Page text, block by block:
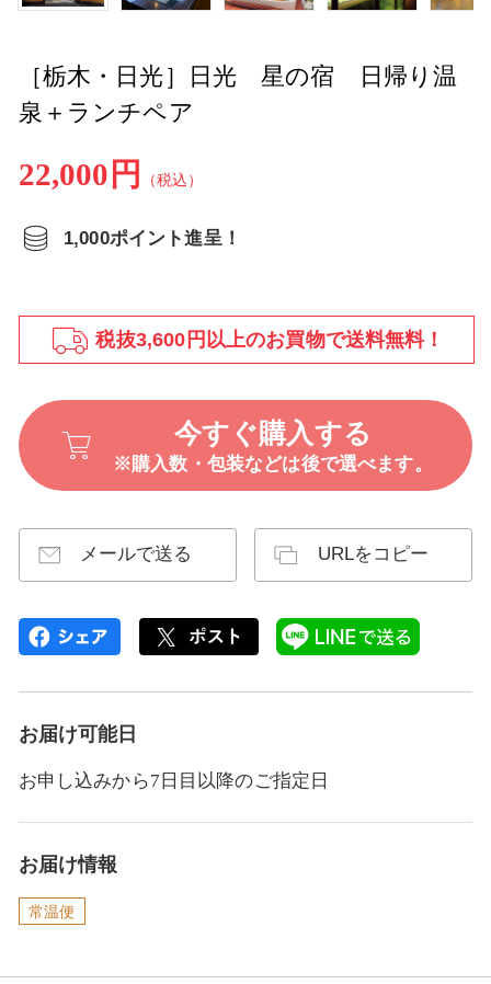
［栃木・日光］日光 星の宿 日帰り温
泉＋ランチペア
22,000円 （税込）
1,000ポイント進呈！
税抜3,600円以上のお買物で送料無料！
今すぐ購入する
※購入数・包装などは後で選べます。
メールで送る URLをコピー
お届け可能日
お申し込みから7日目以降のご指定日
お届け情報
常温便